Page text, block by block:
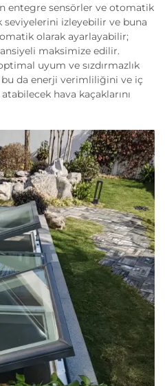
entegre sensörler ve otomatik
seviyelerini izleyebilir ve buna
olarak ayarlayabilir;
maksimize edilir.
uyum ve sızdırmazlık
bu da enerji verimliliğini ve iç
hava kaçaklarını